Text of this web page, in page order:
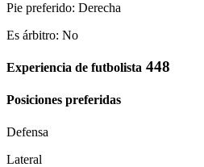
Pie preferido: Derecha
Es árbitro: No
Experiencia de futbolista 448
Posiciones preferidas
Defensa
Lateral